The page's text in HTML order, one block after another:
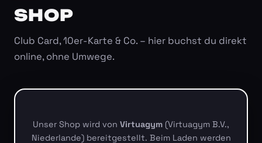
SHOP
Club Card, 10er-Karte & Co. – hier buchst du direkt
online, ohne Umwege.
Unser Shop wird von Virtuagym (Virtuagym B.V.,
Niederlande) bereitgestellt. Beim Laden werden